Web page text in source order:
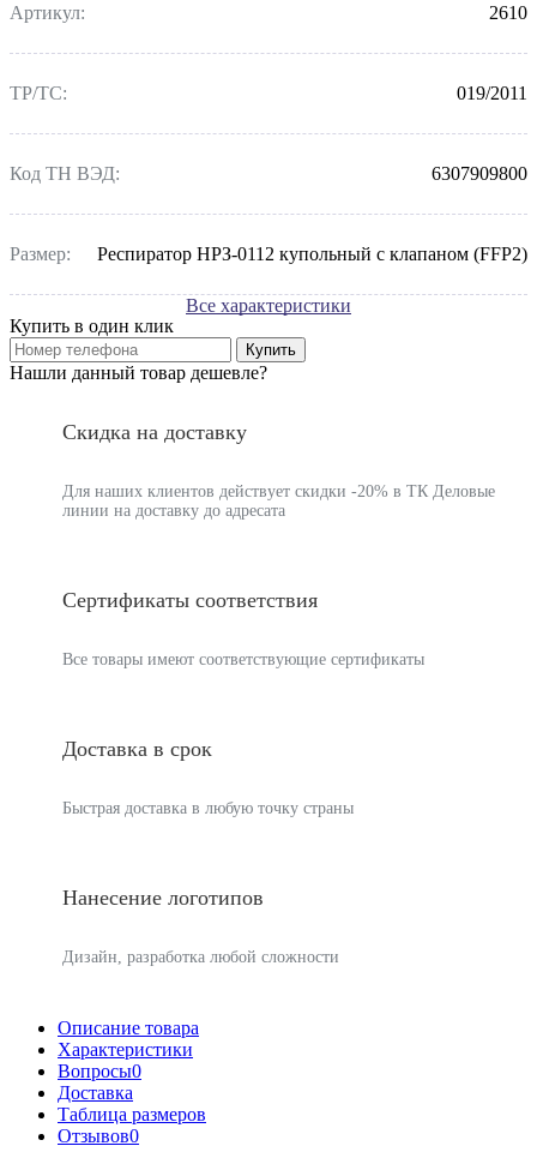
Артикул: 2610
ТР/ТС: 019/2011
Код ТН ВЭД: 6307909800
Размер: Респиратор НРЗ-0112 купольный с клапаном (FFP2)
Все характеристики
Купить в один клик
Купить
Нашли данный товар дешевле?
Скидка на доставку
Для наших клиентов действует скидки -20% в ТК Деловые
линии на доставку до адресата
Сертификаты соответствия
Все товары имеют соответствующие сертификаты
Доставка в срок
Быстрая доставка в любую точку страны
Нанесение логотипов
Дизайн, разработка любой сложности
Описание товара
Характеристики
Вопросы0
Доставка
Таблица размеров
Отзывов0